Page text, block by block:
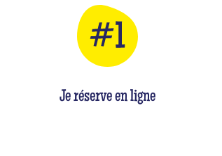
Je réserve en ligne